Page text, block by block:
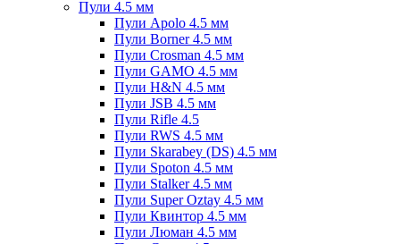
Пули 4.5 мм
Пули Apolo 4.5 мм
Пули Borner 4.5 мм
Пули Crosman 4.5 мм
Пули GAMO 4.5 мм
Пули H&N 4.5 мм
Пули JSB 4.5 мм
Пули Rifle 4.5
Пули RWS 4.5 мм
Пули Skarabey (DS) 4.5 мм
Пули Spoton 4.5 мм
Пули Stalker 4.5 мм
Пули Super Oztay 4.5 мм
Пули Квинтор 4.5 мм
Пули Люман 4.5 мм